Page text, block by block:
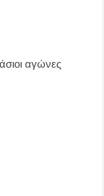
αγώνες